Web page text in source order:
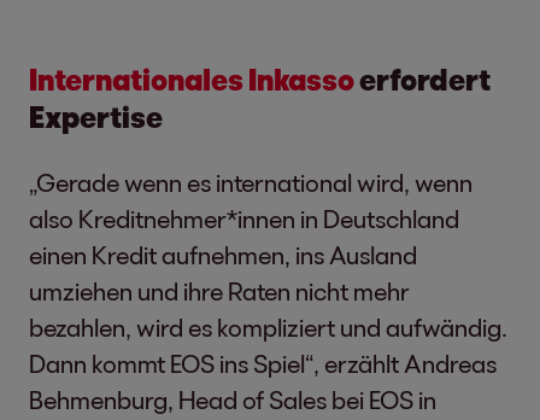
Internationales Inkassoerfordert
Expertise
„Gerade wenn es international wird, wenn
also Kreditnehmer*innen in Deutschland
einen Kredit aufnehmen, ins Ausland
umziehen und ihre Raten nicht mehr
bezahlen, wird es kompliziert und aufwändig.
Dann kommt EOS ins Spiel“, erzählt Andreas
Behmenburg, Head of Sales bei EOS in